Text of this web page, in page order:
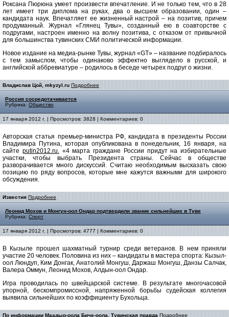
Роксана Пюрюна умеет произвести впечатление. И не только тем, что в 28
лет имеет три диплома на руках, два о высшем образовании, один –
кандидата наук. Впечатляет ее жизненный настрой – на позитив, причем
продуманный. Журнал «Глянец Тувы», созданный ею в соавторстве с
подругами, настроен именно на волну позитива, с отказом от привычной
для большинства тувинских СМИ политической информации.
Новое издание на медиа-рынке Тувы, журнал «GT» – название подбиралось
с тем замыслом, чтобы одинаково эффектно выглядело в русской, и
английской аббревиатуре – родилось в беседе четырех подруг о жизни.
Владислав Цой, mkyzyl.ru Подробнее
Россия сосредотачивается
Рубрика: Общество
17 января 2012 г. | Просмотров: 3828 | Комментариев: 0
Авторская статья премьер-министра РФ, кандидата в президенты России
Владимира Путина, которая опубликована в понедельник, 16 января, на
сайте putin2012.ru.«4 марта граждане России придут на избирательные
участки, чтобы выбрать Президента страны. Сейчас в обществе
разворачивается много дискуссий. Считаю необходимым высказать свою
позицию по ряду вопросов, которые мне кажутся важными для широкого
обсуждения.
Известия Подробнее
Леонид Мохов и Монгун-оол Ондар подтвердили звание сильнейших в Туве
Рубрика: Спорт
17 января 2012 г. | Просмотров: 4777 | Комментариев: 0
В Кызыле прошел шахматный турнир среди ветеранов. В нем приняли
участие 20 человек. Половина из них – кандидаты в мастера спорта: Кызыл-
оол Люндуп, Ким Донгак, Анатолий Монгуш, Даржаш Монгуш, Данзы Салчак,
Валера Оммун, Леонид Мохов, Алдын-оол Ондар.
Игра проводилась по швейцарской системе. В результате многочасовой
упорной, бескомпромиссной, напряженной борьбы судейская коллегия
выявила сильнейших по коэффициенту Бухольца.
По информации Маадыр-оола Биче-оола, Тувинская правда Подробнее